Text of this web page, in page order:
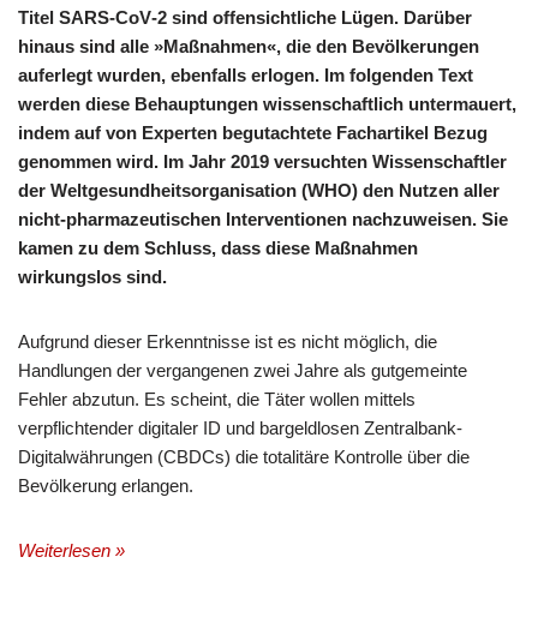
Titel SARS-CoV‑2 sind offensichtliche Lügen. Darüber
hinaus sind alle »Maßnahmen«, die den Bevölkerungen
auferlegt wurden, ebenfalls erlogen. Im folgenden Text
werden diese Behauptungen wissenschaftlich untermauert,
indem auf von Experten begutachtete Fachartikel Bezug
genommen wird. Im Jahr 2019 versuchten Wissenschaftler
der Weltgesundheitsorganisation (WHO) den Nutzen aller
nicht-pharmazeutischen Interventionen nachzuweisen. Sie
kamen zu dem Schluss, dass diese Maßnahmen
wirkungslos sind.
Aufgrund dieser Erkenntnisse ist es nicht möglich, die
Handlungen der vergangenen zwei Jahre als gutgemeinte
Fehler abzutun. Es scheint, die Täter wollen mittels
verpflichtender digitaler ID und bargeldlosen Zentralbank-
Digitalwährungen (CBDCs) die totalitäre Kontrolle über die
Bevölkerung erlangen.
Weiterlesen »